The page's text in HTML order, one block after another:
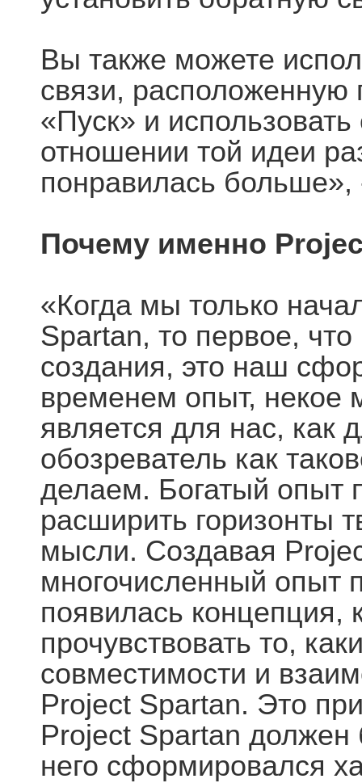
Вы также можете
связи,
«Пуск» и
отношении той идеи
понравилась
Почему именно
«Когда мы только
Spartan, то первое,
создания, это наш
временем опыт, некое
является для нас, как
обозреватель как
делаем. Богатый опыт
расширить горизонты
мысли. Создавая
многочисленный опыт
появилась концепция,
прочувствовать то,
совместимости и
Project Spartan. Это
Project Spartan
него сформировался